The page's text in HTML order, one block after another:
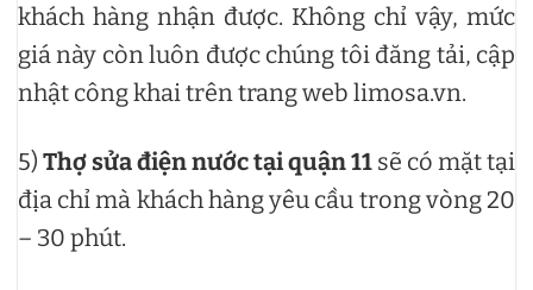
khách hàng nhận được. Không chỉ vậy, mức
giá này còn luôn được chúng tôi đăng tải, cập
nhật công khai trên trang web limosa.vn.
5) Thợ sửa điện nước tại quận 11 sẽ có mặt tại
địa chỉ mà khách hàng yêu cầu trong vòng 20
– 30 phút.